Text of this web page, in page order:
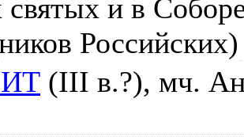
святых и в
Российских)
(III в.?), мч.